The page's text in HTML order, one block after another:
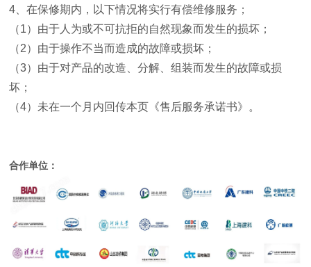
4 、在保修期内，以下情况将实行有偿维修服务；
（1）由于人为或不可抗拒的自然现象而发生的损坏；
（2）由于操作不当而造成的故障或损坏；
（3）由于对产品的改造、分解、组装而发生的故障或损
坏；
（4）未在一个月内回传本页《售后服务承诺书》。
合作单位：